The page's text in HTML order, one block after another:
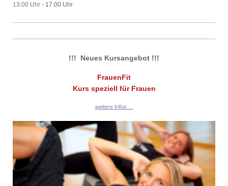
13.00 Uhr - 17.00 Uhr
!!! Neues Kursangebot !!!
FrauenFit
Kurs speziell für Frauen
weitere Infos....